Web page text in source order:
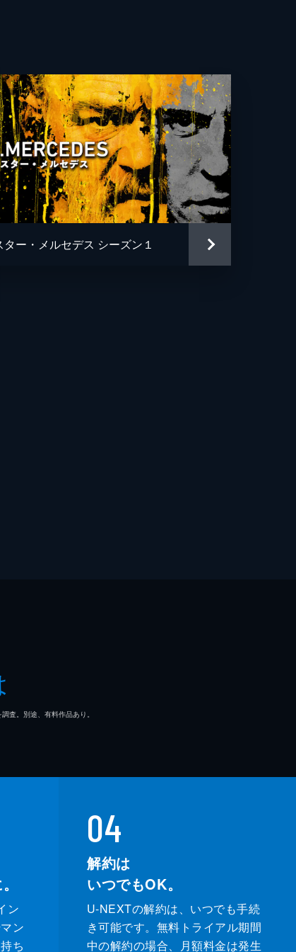
ター・メルセデス シーズン１
査。別途、有料作品あり。
ン
ン
ち
04
解約は
いつでもOK。
U-NEXTの解約は、いつでも手続
き可能です。無料トライアル期間
中の解約の場合、月額料金は発生